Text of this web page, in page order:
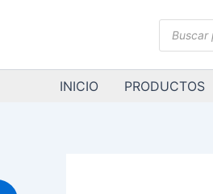
Búsqueda
INICIO PRODUCTOS